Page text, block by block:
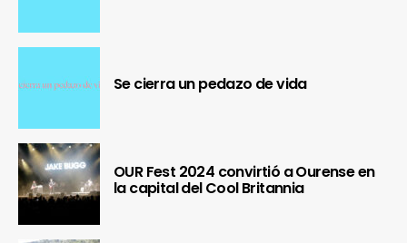
Se cierra un pedazo de vida
OUR Fest 2024 convirtió a Ourense en
la capital del Cool Britannia